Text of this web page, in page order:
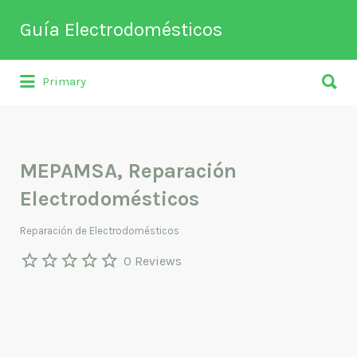
Guía Electrodomésticos
Directorio de empresas relacionadas
Buscar
por:
Primary
por:
MEPAMSA, Reparación
Electrodomésticos
Reparación de Electrodomésticos
0 Reviews